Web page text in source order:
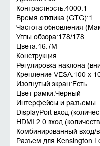
Контрастность:4000:1
Время отклика (GTG):1
Частота обновления
Углы обзора:178/178
Цвета:16.7M
Конструкция
Регулировка наклона
Крепление VESA:100 x
Изогнутый экран:Есть
Цвет рамки:Черный
Интерфейсы и разъемы
DisplayPort вход
HDMI 2.0 вход
Комбинированный вход/
Разъем для Kensington